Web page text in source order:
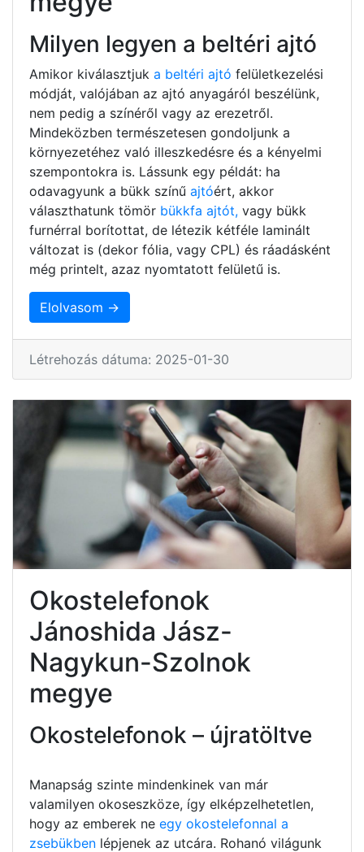
Milyen legyen a beltéri ajtó
Amikor kiválasztjuk a beltéri ajtó felületkezelési
módját, valójában az ajtó anyagáról beszélünk,
nem pedig a színéről vagy az erezetről.
Mindeközben természetesen gondoljunk a
környezetéhez való illeszkedésre és a kényelmi
szempontokra is. Lássunk egy példát: ha
odavagyunk a bükk színű ajtóért, akkor
választhatunk tömör bükkfa ajtót, vagy bükk
furnérral borítottat, de létezik kétféle laminált
változat is (dekor fólia, vagy CPL) és ráadásként
még printelt, azaz nyomtatott felületű is.
Elolvasom →
Létrehozás dátuma: 2025-01-30
Okostelefonok
Jánoshida Jász-
Nagykun-Szolnok
megye
Okostelefonok – újratöltve
Manapság szinte mindenkinek van már
valamilyen okoseszköze, így elképzelhetetlen,
hogy az emberek ne egy okostelefonnal a
zsebükben lépjenek az utcára. Rohanó világunk